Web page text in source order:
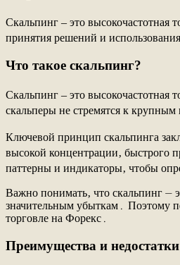
Скальпинг ‒ это высокочастотная
принятия решений и
Что такое скальпинг?
Скальпинг ‒ это высокочастотная
скальперы не стремятся к крупным
Ключевой принцип скальпинга
высокой концентрации‚ быстрого
паттерны и индикаторы‚ чтобы
Важно понимать‚ что скальпинг ⏤
значительным убыткам․ Поэтому
торговле на Форекс․
Преимущества и